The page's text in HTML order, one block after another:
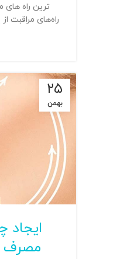
ترین راه
راه‌های مراقبت
۲۵
بهمن
مصرف